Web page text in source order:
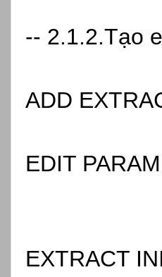
-- 2.1.2.Tạo
ADD
EDIT
EXTRACT